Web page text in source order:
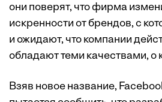
они поверят, что фирма
искренности от брендов, с
и ожидают, что компании
обладают теми качествами, о
Взяв новое название,